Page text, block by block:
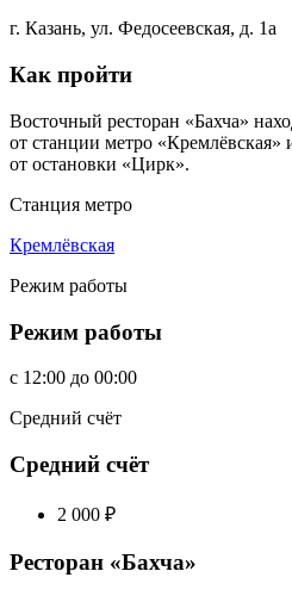
г. Казань, ул. Федосеевская, д. 1а
Как пройти
Восточный ресторан «Бахча»
от станции метро «Кремлёвская»
от остановки «Цирк».
Станция метро
Кремлёвская
Режим работы
Режим работы
c 12:00 до 00:00
Средний счёт
Средний счёт
2 000 ₽
Ресторан «Бахча»